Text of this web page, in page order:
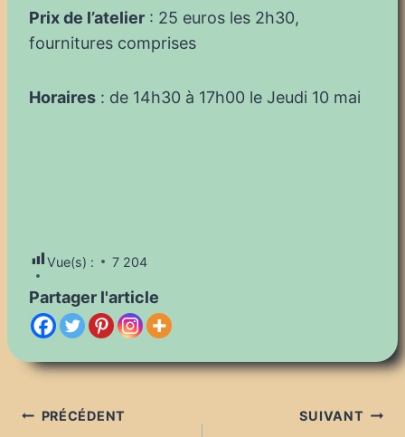
Prix de l’atelier : 25 euros les 2h30,
fournitures comprises
Horaires : de 14h30 à 17h00 le Jeudi 10 mai
Vue(s) : 7 204
Partager l'article
Navigation
PRÉCÉDENT SUIVANT